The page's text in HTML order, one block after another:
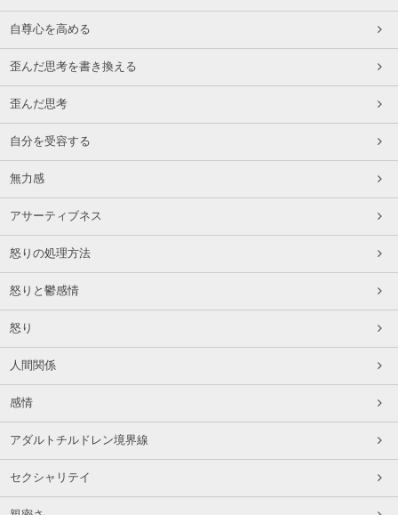
自尊心を高める
歪んだ思考を書き換える
歪んだ思考
自分を受容する
無力感
アサーティブネス
怒りの処理方法
怒りと鬱感情
怒り
人間関係
感情
アダルトチルドレン境界線
セクシャリテイ